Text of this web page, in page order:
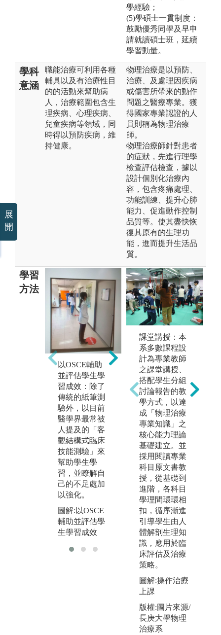
學經驗；
(5)學碩士一貫制度：
鼓勵優秀同學及早申
請就讀碩士班，延續
學習動量。
學科
意涵
職能治療可利用各種
輔具以及有治療性目
的的活動來幫助病
人，治療範圍包含生
理疾病、心理疾病、
兒童疾病等領域，同
時得以預防疾病，維
持健康。
物理治療是以預防、
治療、及處理因疾病
或傷害所帶來的動作
問題之醫療專業。獲
得國家專業認證的人
員則稱為物理治療
師。
物理治療師針對患者
的症狀，先進行理學
檢查評估檢查，據以
設計個別化治療內
容，包含疼痛處理、
功能訓練、提升心肺
能力、促進動作控制
品質等。使其盡快恢
復其原有的生理功
能，進而提升生活品
質。
學習
方法
以OSCE輔助
並評估學生學
習成效：除了
傳統的紙筆測
驗外，以目前
醫學界最常被
人提及的「客
觀結構式臨床
技能測驗」來
幫助學生學
習，並瞭解自
己的不足處加
以強化。
圖解:以OSCE
輔助並評估學
生學習成效
專業的講課內
容：由教授和
副教授級師資
進行授課。
圖解:專業的講
課內容
課堂講授：本
系多數課程設
計為專業教師
之課堂講授、
搭配學生分組
討論報告的教
學方式，以達
成「物理治療
專業知識」之
核心能力理論
基礎建立。並
採用閱讀專業
科目原文書教
授，從基礎到
進階，各科目
學理間環環相
扣，循序漸進
引導學生由人
體解剖生理知
識，應用於臨
床評估及治療
策略。
圖解:操作治療
上課
版權:圖片來源/
長庚大學物理
治療系
展
開